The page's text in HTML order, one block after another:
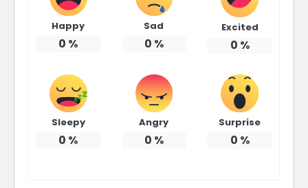
Happy
0 %
Sad
0 %
Excited
0 %
Sleepy
0 %
Angry
0 %
Surprise
0 %